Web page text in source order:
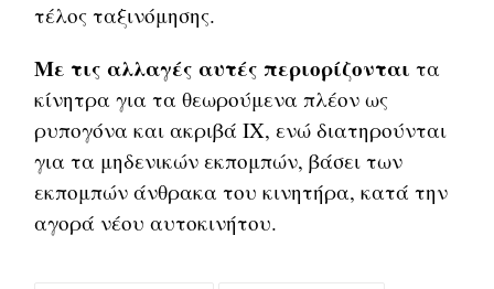
τέλος ταξινόμησης.
Με τις αλλαγές αυτές περιορίζονται τα
κίνητρα για τα θεωρούμενα πλέον ως
ρυπογόνα και ακριβά ΙΧ, ενώ διατηρούνται
για τα μηδενικών εκπομπών, βάσει των
εκπομπών άνθρακα του κινητήρα, κατά την
αγορά νέου αυτοκινήτου.